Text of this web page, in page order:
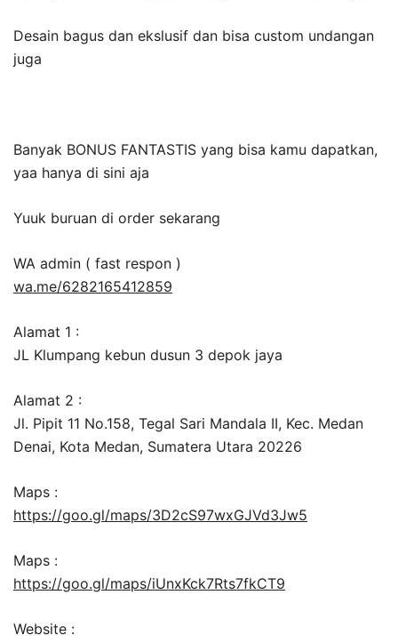
Desain bagus dan ekslusif dan bisa custom undangan
juga
Banyak BONUS FANTASTIS yang bisa kamu dapatkan,
yaa hanya di sini aja
Yuuk buruan di order sekarang
WA admin ( fast respon )
wa.me/6282165412859
Alamat 1 :
JL Klumpang kebun dusun 3 depok jaya
Alamat 2 :
Jl. Pipit 11 No.158, Tegal Sari Mandala II, Kec. Medan
Denai, Kota Medan, Sumatera Utara 20226
Maps :
https://goo.gl/maps/3D2cS97wxGJVd3Jw5
Maps :
https://goo.gl/maps/iUnxKck7Rts7fkCT9
Website :